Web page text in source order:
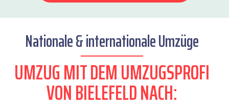
Nationale & internationale Umzüge
UMZUG MIT DEM UMZUGSPROFI
VON BIELEFELD NACH: